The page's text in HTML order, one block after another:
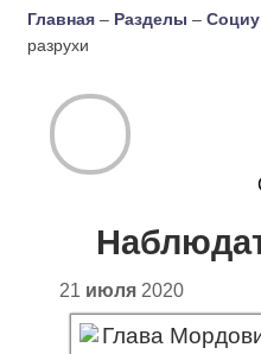
Главная – Разделы –
разрухи
21 июля2020